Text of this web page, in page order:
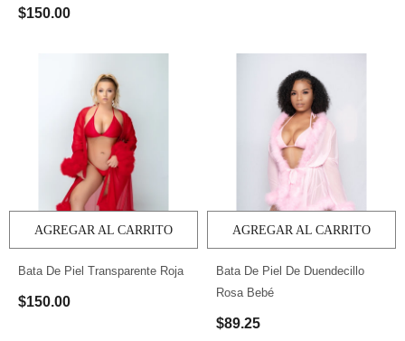
$150.00
AGREGAR AL CARRITO
Bata De Piel Transparente Roja
$150.00
AGREGAR AL CARRITO
Bata De Piel De Duendecillo
Rosa Bebé
$89.25